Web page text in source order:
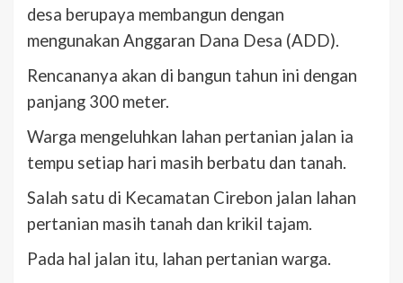
desa berupaya membangun dengan
mengunakan Anggaran Dana Desa (ADD).
Rencananya akan di bangun tahun ini dengan
panjang 300 meter.
Warga mengeluhkan lahan pertanian jalan ia
tempu setiap hari masih berbatu dan tanah.
Salah satu di Kecamatan Cirebon jalan lahan
pertanian masih tanah dan krikil tajam.
Pada hal jalan itu, lahan pertanian warga.